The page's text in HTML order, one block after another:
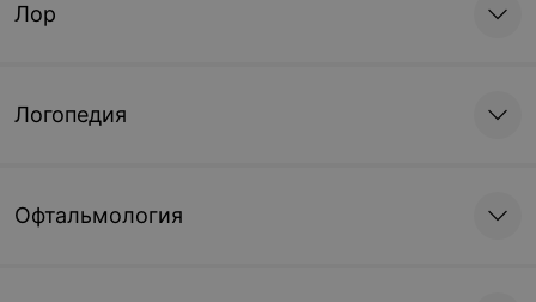
Лор
Логопедия
Офтальмология